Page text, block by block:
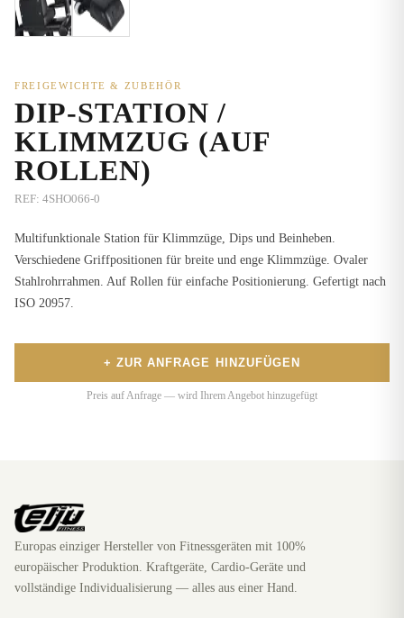
FREIGEWICHTE & ZUBEHÖR
DIP-STATION /
KLIMMZUG (AUF
ROLLEN)
REF: 4SHO066-0
Multifunktionale Station für Klimmzüge, Dips und Beinheben.
Verschiedene Griffpositionen für breite und enge Klimmzüge. Ovaler
Stahlrohrrahmen. Auf Rollen für einfache Positionierung. Gefertigt nach
ISO 20957.
+ ZUR ANFRAGE HINZUFÜGEN
Preis auf Anfrage — wird Ihrem Angebot hinzugefügt
Europas einziger Hersteller von Fitnessgeräten mit 100%
europäischer Produktion. Kraftgeräte, Cardio-Geräte und
vollständige Individualisierung — alles aus einer Hand.